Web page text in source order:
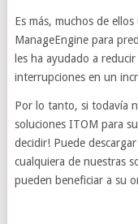
Es más, muchos de
ManageEngine para
les ha ayudado a
interrupciones en un
Por lo tanto, si todavía
soluciones ITOM para
decidir! Puede
cualquiera de nuestras
pueden beneficiar a su